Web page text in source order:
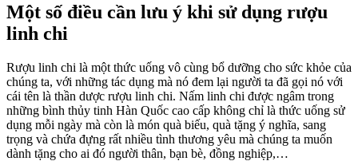
Một số điều cần lưu ý khi sử dụng rượu
linh chi
Rượu linh chi là một thức uống vô cùng bổ dưỡng cho sức khỏe của
chúng ta, với những tác dụng mà nó đem lại người ta đã gọi nó với
cái tên là thần dược rượu linh chi. Nấm linh chi được ngâm trong
những bình thủy tinh Hàn Quốc cao cấp không chỉ là thức uống sử
dụng mỗi ngày mà còn là món quà biếu, quà tặng ý nghĩa, sang
trọng và chứa đựng rất nhiều tình thương yêu mà chúng ta muốn
dành tặng cho ai đó người thân, bạn bè, đồng nghiệp,…